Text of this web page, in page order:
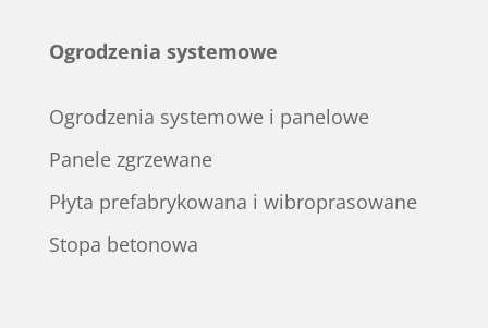
Ogrodzenia systemowe
Ogrodzenia systemowe i panelowe
Panele zgrzewane
Płyta prefabrykowana i wibroprasowane
Stopa betonowa